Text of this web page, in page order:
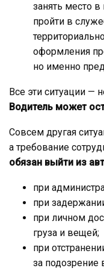
занять место
пройти в
оформления
но именно
Все эти ситуации —
Водитель может
Совсем другая
а требование
обязан выйти из
при
при
при личном
груза и вещей;
при
за подозрение